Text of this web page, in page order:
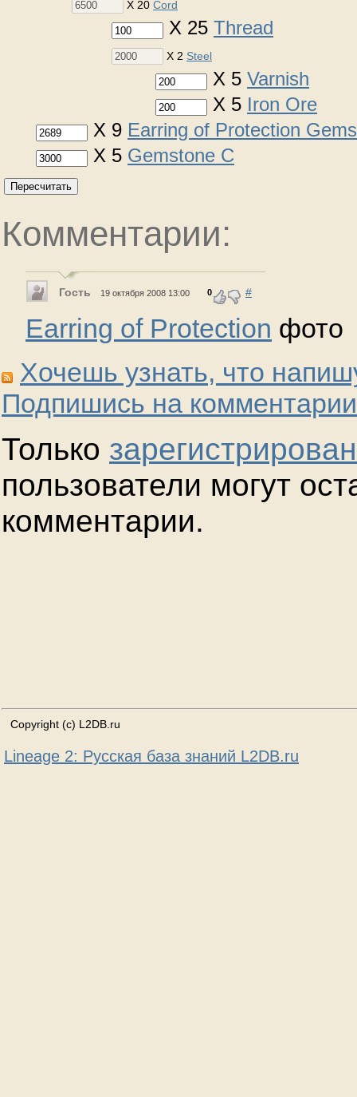
X 20 Cord
X 25 Thread
X 2 Steel
X 5 Varnish
X 5 Iron Ore
X 9 Earring of Protection
X 5 Gemstone C
Пересчитать
Комментарии:
Гость 19 октября 2008 13:00 0 #
Earring of Protection фото
Хочешь узнать, что
Подпишись на
Только
пользователи могут
комментарии.
Copyright (c) L2DB.ru
Lineage 2: Русская база знаний L2DB.ru